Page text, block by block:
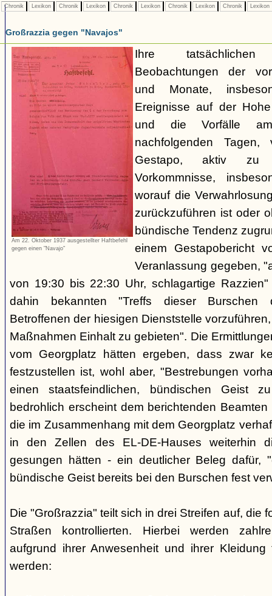
Chronik Lexikon Chronik Lexikon Chronik Lexikon Chronik Lexikon Chronik Lexikon
Großrazzia gegen "Navajos"
Am 22. Oktober 1937 ausgestellter Haftbefehl
gegen einen "Navajo"
Ihre
Beobachtungen der
und Monate,
Ereignisse auf der
und die Vorfälle
nachfolgenden
Gestapo, aktiv zu
Vorkommnisse,
worauf die
zurückzuführen ist oder
bündische Tendenz
einem Gestapobericht
Veranlassung gegeben,
von 19:30 bis 22:30 Uhr, schlagartige
dahin bekannten "Treffs dieser Burschen
Betroffenen der hiesigen Dienststelle
Maßnahmen Einhalt zu gebieten". Die
vom Georgplatz hätten ergeben, dass zwar
festzustellen ist, wohl aber, "Bestrebungen
einen staatsfeindlichen, bündischen Geist
bedrohlich erscheint dem berichtenden
die im Zusammenhang mit dem Georgplatz
in den Zellen des EL-DE-Hauses weiterhin
gesungen hätten - ein deutlicher Beleg dafür,
bündische Geist bereits bei den Burschen fest
Die "Großrazzia" teilt sich in drei Streifen auf, die
Straßen kontrollierten. Hierbei werden
aufgrund ihrer Anwesenheit und ihrer Kleidung
werden: